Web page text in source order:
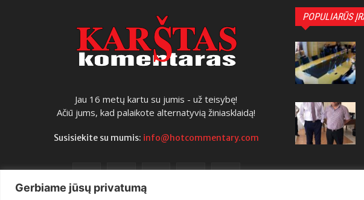
Gerbiame jūsų privatumą
Jau 16 metų kartu su jumis - už teisybę!
Ačiū jums, kad palaikote alternatyvią žiniasklaidą!
Susisiekite su mumis: info@hotcommentary.com
POPULIARŪS